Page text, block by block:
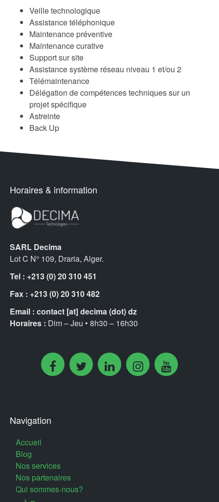
Veille technologique
Assistance téléphonique
Maintenance préventive
Maintenance curative
Support sur site
Assistance système réseau niveau 1 et/ou 2
Télémaintenance
Délégation de compétences techniques sur un
projet spécifique
Astreinte
Back Up
Horaires & information
SARL Decima
Lot C N° 109, Draria, Alger.
Tel : +213 (0) 20 310 451
Fax : +213 (0) 20 310 482
Email : contact [at] decima (dot) dz
Horaires : Dim – Jeu • 8h30 – 16h30
Navigation
Accueil
Blog
Nos services
Nos partenaires
Qui sommes-nous?